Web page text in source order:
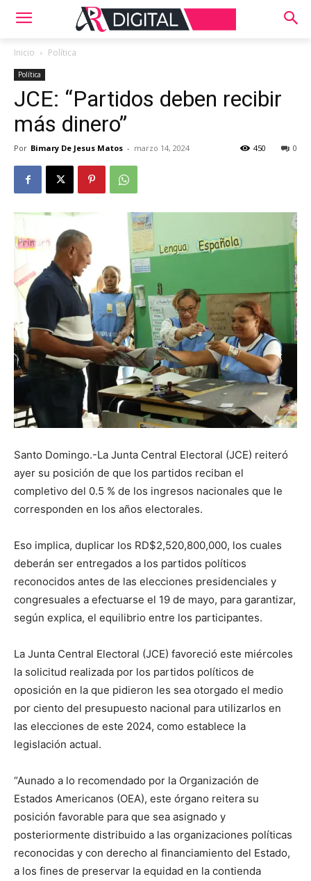
Inicio Política
Política
JCE: “Partidos deben recibir
más dinero”
Por Bimary De Jesus Matos - marzo 14, 2024 0
450
Santo Domingo.-La Junta Central Electoral (JCE) reiteró
ayer su posición de que los partidos reciban el
completivo del 0.5 % de los ingresos nacionales que le
corresponden en los años electorales.
Eso implica, duplicar los RD$2,520,800,000, los cuales
deberán ser entregados a los partidos políticos
reconocidos antes de las elecciones presidenciales y
congresuales a efectuarse el 19 de mayo, para garantizar,
según explica, el equilibrio entre los participantes.
La Junta Central Electoral (JCE) favoreció este miércoles
la solicitud realizada por los partidos políticos de
oposición en la que pidieron les sea otorgado el medio
por ciento del presupuesto nacional para utilizarlos en
las elecciones de este 2024, como establece la
legislación actual.
“Aunado a lo recomendado por la Organización de
Estados Americanos (OEA), este órgano reitera su
posición favorable para que sea asignado y
posteriormente distribuido a las organizaciones políticas
reconocidas y con derecho al financiamiento del Estado,
a los fines de preservar la equidad en la contienda